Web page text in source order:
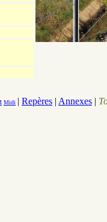
Midi | Repères | Annexes |